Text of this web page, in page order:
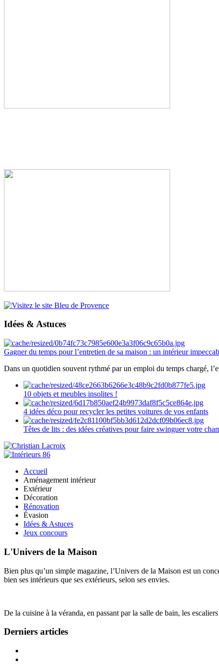
Idées & Astuces
Gagner du temps pour l’entretien de sa maison : un intérieur
Dans un quotidien souvent rythmé par un emploi du temps chargé,
10 objets et meubles insolites !
4 idées déco pour recycler les petites voitures de vos enfants
Têtes de lits : des idées créatives pour faire swinguer votre
Accueil
Aménagement intérieur
Extérieur
Décoration
Rénovation
Évasion
Idées & Astuces
Jeux concours
L'Univers de la Maison
Bien plus qu’un simple magazine, l’Univers de la Maison est un
bien ses intérieurs que ses extérieurs, selon ses envies.
De la cuisine à la véranda, en passant par la salle de bain, les
Derniers articles